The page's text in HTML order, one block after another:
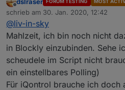
die daten kommen von
https://
openligadb-v0-0-x
wie versprochen - hier
iqontroloder auchvis
viele farben
bitte datenpunkte
openliga-instanz,
datenpunkt
anzugleichen
tabelle
Offline
FORUM TESTING MOST
schrieb am 30. Jan. 2020, 12:42
zuletzt editiert von
@liv-in-sky
Mahlzeit, ich bin noch nicht
in Blockly einzubinden. Sehe
scheudele im Script nicht
ein einstellbares Polling)
Für iQontrol brauche ich doch